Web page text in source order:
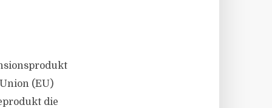
(EU)
die